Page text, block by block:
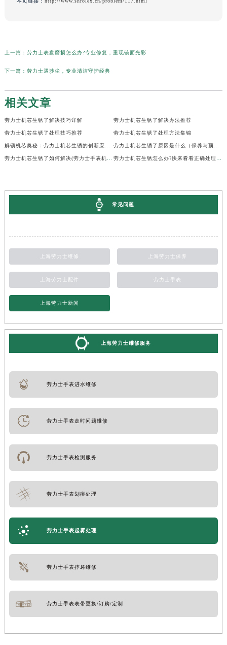
上一篇： 劳力士表盘磨损怎么办?专业修复，重现镜面光彩
下一篇： 劳力士遇沙尘，专业清洁守护经典
相关文章
劳力士机芯生锈了解决技巧详解 劳力士机芯生锈了解决办法推荐
劳力士机芯生锈了处理技巧推荐 劳力士机芯生锈了处理方法集锦
常见问题
上海劳力士维修 上海劳力士保养
上海劳力士配件 劳力士手表
上海劳力士新闻
上海劳力士维修服务
劳力士手表进水维修
劳力士手表走时问题维修
劳力士手表检测服务
劳力士手表划痕处理
劳力士手表起雾处理
劳力士手表摔坏维修
劳力士手表表带更换/订购/定制